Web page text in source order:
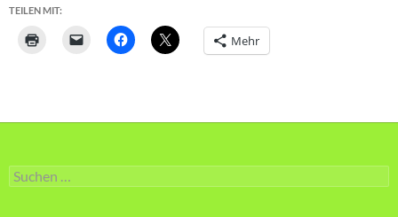
TEILEN MIT:
Mehr
Suche
nach: